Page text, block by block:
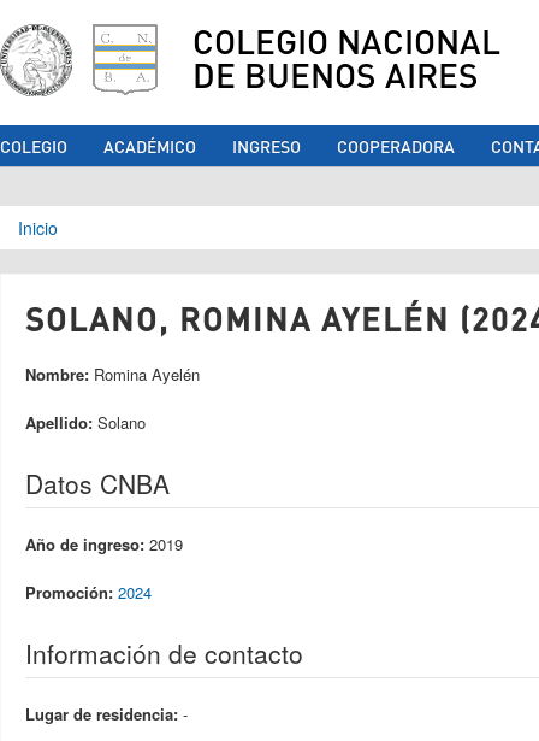
COLEGIO NACIONAL
DE BUENOS AIRES
COLEGIO ACADÉMICO INGRESO COOPERADORA
Se encuentra usted aquí
Inicio
SOLANO, ROMINA AYELÉN
Nombre: Romina Ayelén
Apellido: Solano
Datos CNBA
Año de ingreso: 2019
Promoción: 2024
Información de contacto
Lugar de residencia: -